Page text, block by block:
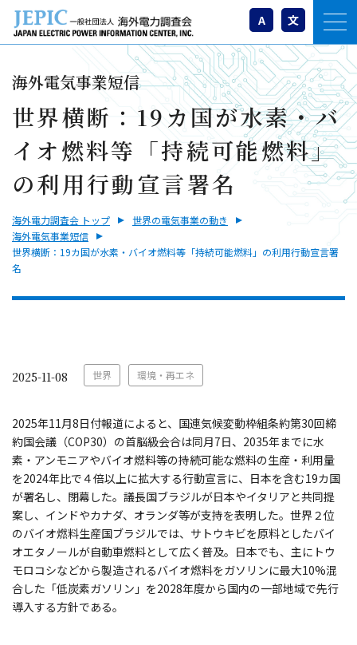
A 文
海外電気事業短信
世界横断：19カ国が水素・バ
イオ燃料等「持続可能燃料」
の利用行動宣言署名
海外電力調査会 トップ
世界の電気事業の動き
海外電気事業短信
世界横断：19カ国が水素・バイオ燃料等「持続可能燃料」の利用行動宣言署
名
2025-11-08 世界 環境・再エネ
2025年11月8日付報道によると、国連気候変動枠組条約第30回締
約国会議（COP30）の首脳級会合は同月7日、2035年までに水
素・アンモニアやバイオ燃料等の持続可能な燃料の生産・利用量
を2024年比で４倍以上に拡大する行動宣言に、日本を含む19カ国
が署名し、閉幕した。議長国ブラジルが日本やイタリアと共同提
案し、インドやカナダ、オランダ等が支持を表明した。世界２位
のバイオ燃料生産国ブラジルでは、サトウキビを原料としたバイ
オエタノールが自動車燃料として広く普及。日本でも、主にトウ
モロコシなどから製造されるバイオ燃料をガソリンに最大10%混
合した「低炭素ガソリン」を2028年度から国内の一部地域で先行
導入する方針である。